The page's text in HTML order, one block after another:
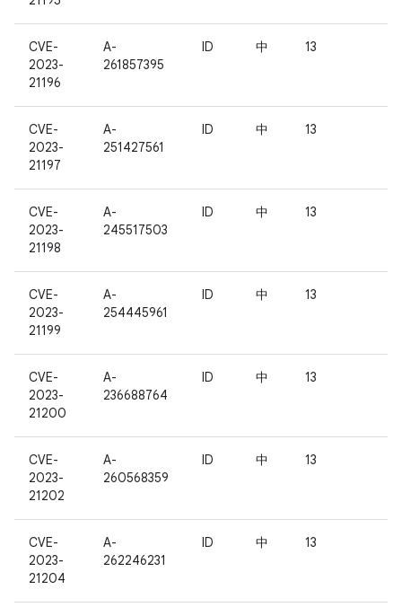
CVE-
2023-
21196
A-
261857395
ID 中 13
CVE-
2023-
21197
A-
251427561
ID 中 13
CVE-
2023-
21198
A-
245517503
ID 中 13
CVE-
2023-
21199
A-
254445961
ID 中 13
CVE-
2023-
21200
A-
236688764
ID 中 13
CVE-
2023-
21202
A-
260568359
ID 中 13
CVE-
2023-
21204
A-
262246231
ID 中 13